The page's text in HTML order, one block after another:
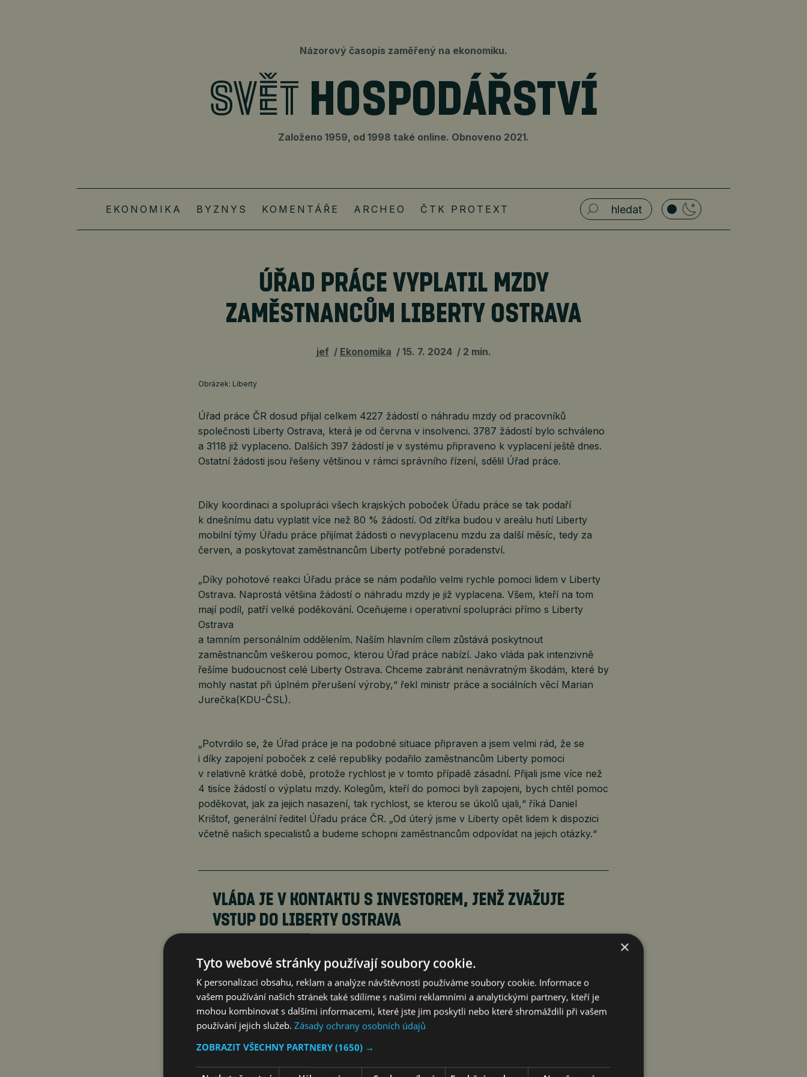
Názorový časopis zaměřený na ekonomiku.
Založeno 1959, od 1998 také online. Obnoveno 2021.
EKONOMIKA BYZNYS KOMENTÁŘE ARCHEO ČTK PROTEXT
ÚŘAD PRÁCE VYPLATIL MZDY
ZAMĚSTNANCŮM LIBERTY OSTRAVA
jef Ekonomika 15. 7. 2024 2 min.
Obrázek: Liberty
Úřad práce ČR dosud přijal celkem 4227 žádostí o náhradu mzdy od pracovníků
společnosti Liberty Ostrava, která je od června v insolvenci. 3787 žádostí bylo schváleno
a 3118 již vyplaceno. Dalších 397 žádostí je v systému připraveno k vyplacení ještě dnes.
Ostatní žádosti jsou řešeny většinou v rámci správního řízení, sdělil Úřad práce.
Díky koordinaci a spolupráci všech krajských poboček Úřadu práce se tak podaří
k dnešnímu datu vyplatit více než 80 % žádostí. Od zítřka budou v areálu hutí Liberty
mobilní týmy Úřadu práce přijímat žádosti o nevyplacenu mzdu za další měsíc, tedy za
červen, a poskytovat zaměstnancům Liberty potřebné poradenství.
„Díky pohotové reakci Úřadu práce se nám podařilo velmi rychle pomoci lidem v Liberty
Ostrava. Naprostá většina žádostí o náhradu mzdy je již vyplacena. Všem, kteří na tom
mají podíl, patří velké poděkování. Oceňujeme i operativní spolupráci přímo s Liberty
Ostrava
a tamním personálním oddělením. Naším hlavním cílem zůstává poskytnout
zaměstnancům veškerou pomoc, kterou Úřad práce nabízí. Jako vláda pak intenzivně
řešíme budoucnost celé Liberty Ostrava. Chceme zabránit nenávratným škodám, které by
mohly nastat při úplném přerušení výroby,“ řekl ministr práce a sociálních věcí Marian
Jurečka(KDU-ČSL).
„Potvrdilo se, že Úřad práce je na podobné situace připraven a jsem velmi rád, že se
i díky zapojení poboček z celé republiky podařilo zaměstnancům Liberty pomoci
v relativně krátké době, protože rychlost je v tomto případě zásadní. Přijali jsme více než
4 tisíce žádostí o výplatu mzdy. Kolegům, kteří do pomoci byli zapojeni, bych chtěl pomoc
poděkovat, jak za jejich nasazení, tak rychlost, se kterou se úkolů ujali,“ říká Daniel
Krištof, generální ředitel Úřadu práce ČR. „Od úterý jsme v Liberty opět lidem k dispozici
včetně našich specialistů a budeme schopni zaměstnancům odpovídat na jejich otázky.“
VLÁDA JE V KONTAKTU S INVESTOREM, JENŽ ZVAŽUJE
VSTUP DO LIBERTY OSTRAVA
Huť Liberty zastavila výrobu v prosinci loňského roku, od června je v úpadku. Odboráři
podniku navrhují, aby stát jako významný věřitel firmy jednal razantněji a připravil se na
její převzetí a prodej. „Jsme hluboce znepokojeni situací, ve které se nyní nacházíme.
Ačkoliv zde proběhla celá řada návštěv politiků, v tuto chvíli nemáme žádné informace
o tom, jak se bude nastalá situace řešit,“ napsali odboráři v otevřeném dopisu vládě,
×
Tyto webové stránky používají soubory cookie.
K personalizaci obsahu, reklam a analýze návštěvnosti používáme soubory cookie. Informace o
vašem používání našich stránek také sdílíme s našimi reklamními a analytickými partnery, kteří je
mohou kombinovat s dalšími informacemi, které jste jim poskytli nebo které shromáždili při vašem
používání jejich služeb. Zásady ochrany osobních údajů
ZOBRAZIT VŠECHNY PARTNERY (1650) →